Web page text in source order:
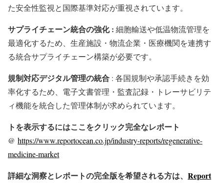
た安全性監視と国際基準対応が重視されています。
サプライチェーン統合の強化 : 細胞輸送や低温物流管理を
最適化するため、生産施設・物流企業・医療機関を連携す
る統合サプライチェーン構築が必要です。
規制対応デジタル管理の統合 : 各国規制や承認手続きを効
率化するため、電子文書管理・監査記録・トレーサビリテ
ィ機能を統合した管理体制が求められています。
トを表示するにはここをクリック完全なレポート
@ https://www.reportocean.co.jp/industry-reports/regenerative-
medicine-market
詳細な洞察とレポートの完全版を希望される方は、 Report